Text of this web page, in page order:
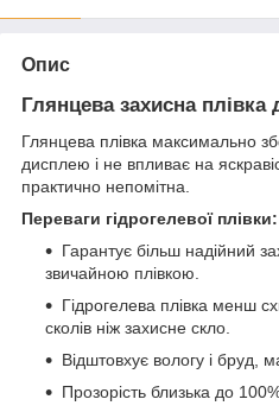
Опис
Глянцева захисна
Глянцева плівка максимально
дисплею і не впливає на
практично непомітна.
Переваги гідрогелевої плівки:
Гарантує більш надійний
звичайною плівкою.
Гідрогелева плівка менш
сколів ніж захисне скло.
Відштовхує вологу і бруд,
Прозорість близька до